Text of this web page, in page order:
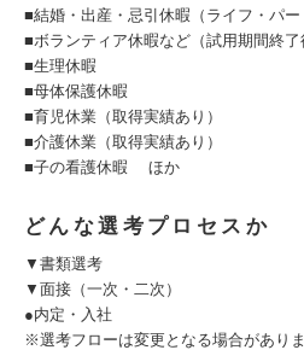
■結婚・出産・忌引休暇（ライフ・パー
■ボランティア休暇など（試用期間終了
■生理休暇
■母体保護休暇
■育児休業（取得実績あり）
■介護休業（取得実績あり）
■子の看護休暇 ほか
どんな選考プロセスか
▼書類選考
▼面接（一次・二次）
●内定・入社
※選考フローは変更となる場合がありま